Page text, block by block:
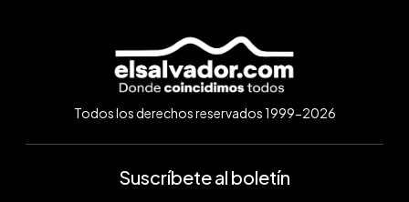
Todos los derechos reservados 1999-2026
Suscríbete al boletín